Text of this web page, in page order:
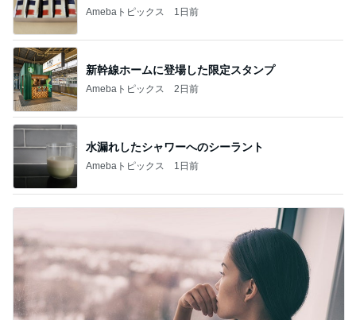
Amebaトピックス 1日前
新幹線ホームに登場した限定スタンプ
Amebaトピックス 2日前
水漏れしたシャワーへのシーラント
Amebaトピックス 1日前